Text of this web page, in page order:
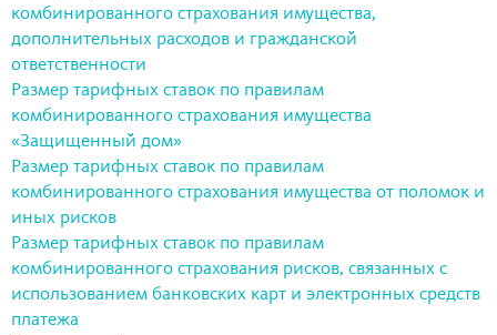
комбинированного страхования имущества,
дополнительных расходов и гражданской
ответственности
Размер тарифных ставок по правилам
комбинированного страхования имущества
«Защищенный дом»
Размер тарифных ставок по правилам
комбинированного страхования имущества от поломок и
иных рисков
Размер тарифных ставок по правилам
комбинированного страхования рисков, связанных с
использованием банковских карт и электронных средств
платежа